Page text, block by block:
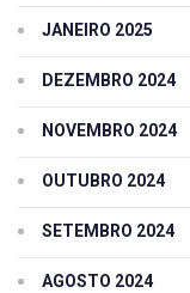
JANEIRO 2025
DEZEMBRO 2024
NOVEMBRO 2024
OUTUBRO 2024
SETEMBRO 2024
AGOSTO 2024